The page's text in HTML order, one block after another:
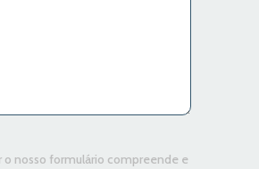
o nosso formulário compreende e